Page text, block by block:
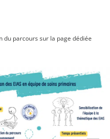
du parcours sur la page dédiée